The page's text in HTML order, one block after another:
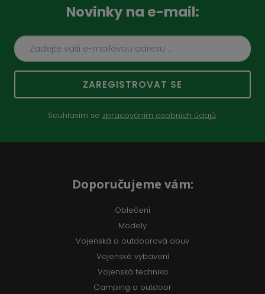
Novinky na e-mail:
ZAREGISTROVAT SE
Souhlasím se zpracováním osobních údajů.
Doporučujeme vám:
Oblečení
Modely
Vojenská a outdoorová obuv
Vojenské vybavení
Vojenská technika
Camping a outdoor